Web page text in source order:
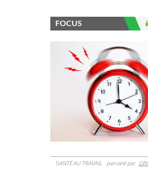
FOCUS
SANTÉ AU TRAVAIL parrainé par